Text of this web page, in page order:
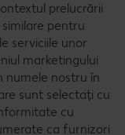
prelucrării
pentru
serviciile unor
marketingului
numele nostru în
sunt selectați cu
cu
ca furnizori